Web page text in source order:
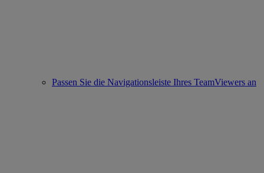
Passen Sie die Navigationsleiste Ihres TeamViewers an